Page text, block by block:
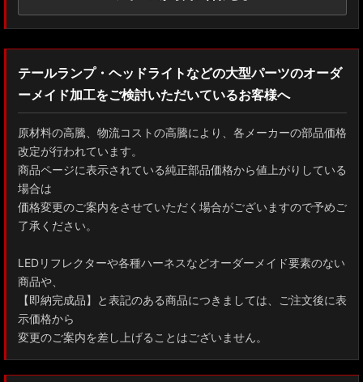
テールランプ・ヘッドライトなどの大型パーツのオーダ
ーメイド加工をご検討いただいているお客様へ
原材料の高騰、物流コストの高騰により、各メーカーの部品価格
改定が行われています。
商品ページに表示されている純正部品価格から値上がりしている
場合は
価格変更のご案内をさせていただく場合がございますので予めご
了承ください。
LEDリフレクターや各種ハーネスなどオーダーメイド要素のない
商品や、
【即納完成品】と表記のある商品につきましては、ご注文後に表
示価格から
変更のご案内を差し上げることはございません。